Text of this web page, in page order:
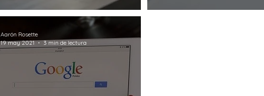
Aarón Rosette
19 may 2021
3 min de lectura